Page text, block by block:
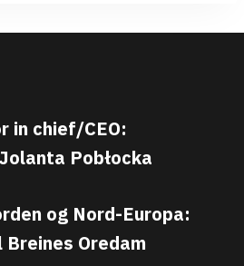
in chief/CEO:
Pobłocka
og Nord-Europa:
Breines Oredam